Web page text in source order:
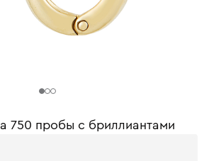
750 пробы c бриллиантами